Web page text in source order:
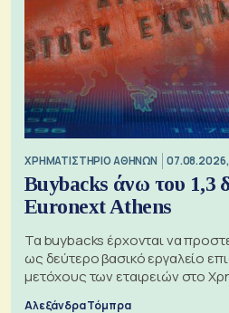
XΡΗΜΑΤΙΣΤΗΡΙΟ ΑΘΗΝΩΝ
Buybacks άνω του 1,3
Euronext Athens
Τα buybacks έρχονται να
ως δεύτερο βασικό εργαλείο
μετόχους των εταιρειών στο
Αλεξάνδρα Τόμπρα